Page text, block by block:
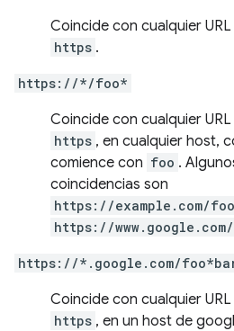
Coincide con cualquier
https .
https://*/foo*
Coincide con cualquier
https , en cualquier host,
comience con foo .
coincidencias son
https://example.com/
https://
https://*.google.com/
Coincide con cualquier
https , en un host de